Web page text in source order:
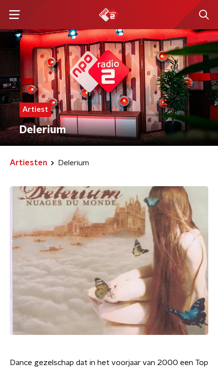
Artiest
Delerium
Artiesten Delerium
Dance gezelschap dat in het voorjaar van 2000 een Top